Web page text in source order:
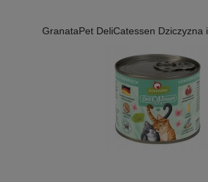
GranataPet DeliCatessen Dziczyzna